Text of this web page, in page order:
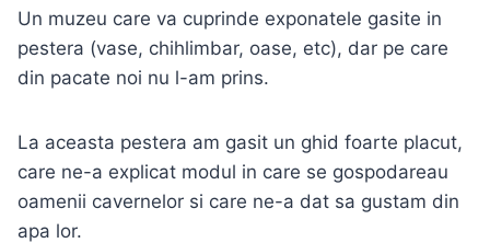
Un muzeu care va cuprinde exponatele gasite in
pestera (vase, chihlimbar, oase, etc), dar pe care
din pacate noi nu l-am prins.
La aceasta pestera am gasit un ghid foarte placut,
care ne-a explicat modul in care se gospodareau
oamenii cavernelor si care ne-a dat sa gustam din
apa lor.